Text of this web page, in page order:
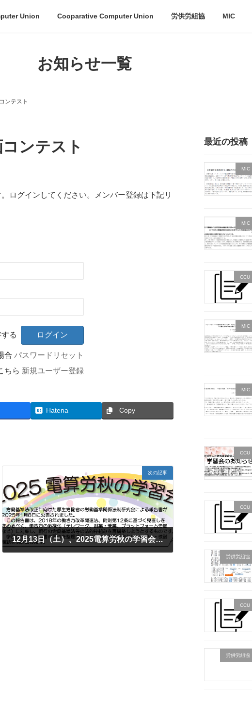
Union Cooparative Computer Union 労供労組協 MIC
お知らせ一覧
ンテスト
ンテスト
ログインしてください。メンバー登録は下記リ
る
合パスワードリセット
ちら 新規ユーザー登録
Hatena Copy
次の記事
12月13日（土）、2025電算労秋の学習会のお知らせ
最近の投稿
MIC
MIC
CCU
MIC
MIC
CCU
CCU
労供労組協
CCU
労供労組協